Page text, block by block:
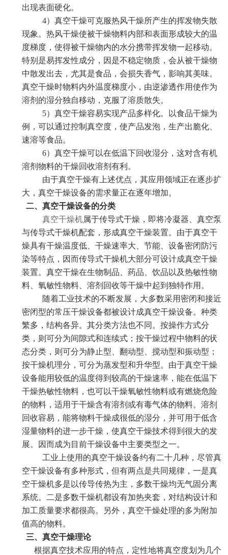
出现表面硬化。
4）真空干燥可克服热风干燥所产生的挥发物失散
现象。热风干燥使被干燥物料内部和表面形成较大的温
度梯度，使得被干燥物内的水分携带挥发物一起移动。
特别是易挥发性成分，因是不稳定物质，会从被干燥物
中散发出去，尤其是食品，会损失香气，影响其美味。
真空干燥时物料内外温度梯度小，由逆渗透作用使作为
溶剂的湿分独自移动，克服了溶质散失。
5）真空干燥容易实现产品多样化。以食品干燥为
例，可以通过控制真空度，使产品发泡，生产出脆化、
速溶等食品。
6）真空干燥可以在低温下回收湿分，这对含有机
溶剂物料的干燥回收溶剂有利。
由于真空干燥有上述优点，其应用领域正在逐步扩
大，真空干燥设备的需求量正在逐年增加。
二、真空干燥设备的分类
真空干燥机属于传导式干燥，即将冷凝器、真空泵
与传导式干燥机配套，形成真空干燥装置。由于真空干
燥具有干燥温度低、干燥速率大、节能、设备密闭防污
染等特点，因而传导式干燥机大部分可设计成真空干燥
装置。真空干燥在生物制品、药品、饮品以及热敏性物
料、氧敏性物料、溶剂回收等干燥中起到独特作用。
随着工业技术的不断发展，大多数采用密闭和接近
密闭型的常压干燥设备都被设计成真空干燥设备。种类
繁多，结构各异。其分类方法也不同。按操作方式分
类，则可分为间隙式和连续式；按干燥过程中物料的状
态分类，则可分为静止型、翻动型、搅动型和振动型；
按干燥机理分，可分为蒸发型和升华型。由于真空干燥
设备能用较低的温度得到较高的干燥速率，能在低温下
干燥热敏性物料，也可以干燥氧敏性物料或有燃烧危险
的物料，适用于干燥含有溶剂或有毒气体的物料。溶剂
回收容易，能将物料干燥成很低的湿分，并可用于低含
湿量物料的进一步干燥，使真空干燥技术得到很大的发
展。因而成为目前干燥设备中主要类型之一。
工业上使用的真空干燥设备约有二十几种，尽管真
空干燥设备有多种形式，但有两点是共同规律，一是真
空干燥机多是以传导传热为主，多数干燥均无气固分离
系统。二是多数干燥机都设有加热夹套，对结构设计和
加工质量要求都很高。另外，真空干燥处理的多为附加
值高的物料。
三、真空干燥理论
根据真空技术应用的特点，定性地将真空度划为几个